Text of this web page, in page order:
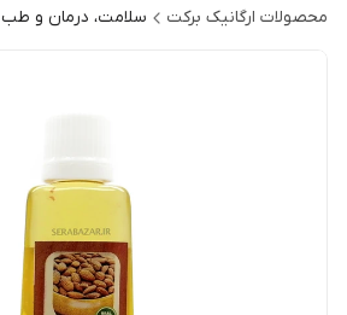
محصولات ارگانیک برکت سلامت، درمان و طب